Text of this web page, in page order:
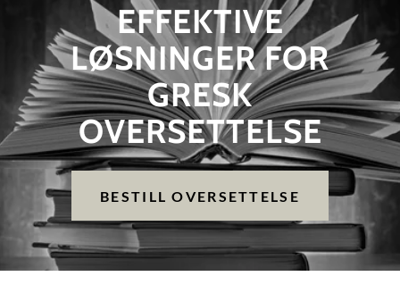
EFFEKTIVE
LØSNINGER FOR
GRESK
OVERSETTELSE
BESTILL OVERSETTELSE